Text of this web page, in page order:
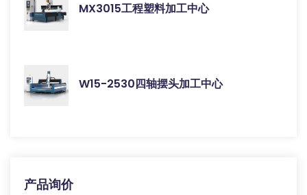
MX3015工程塑料加工中心
W15-2530四轴摆头加工中心
产品询价